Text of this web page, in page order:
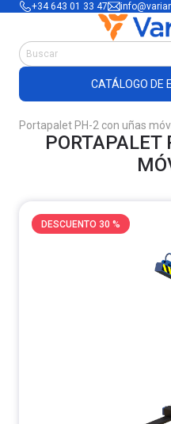
+34 643 01 33 47
CATÁLOGO DE
Accesorios
Útiles
Productos de
Portapalet PH-2 con uñas
PORTAPALET
DESCUENTO 30 %